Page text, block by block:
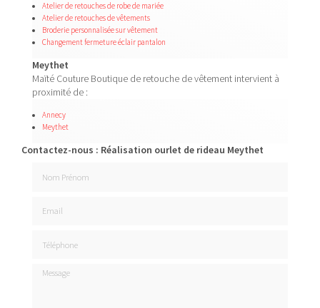
Atelier de retouches de robe de mariée
Atelier de retouches de vêtements
Broderie personnalisée sur vêtement
Changement fermeture éclair pantalon
Meythet
Maïté Couture Boutique de retouche de vêtement intervient à
proximité de :
Annecy
Meythet
Contactez-nous : Réalisation ourlet de rideau Meythet
Message